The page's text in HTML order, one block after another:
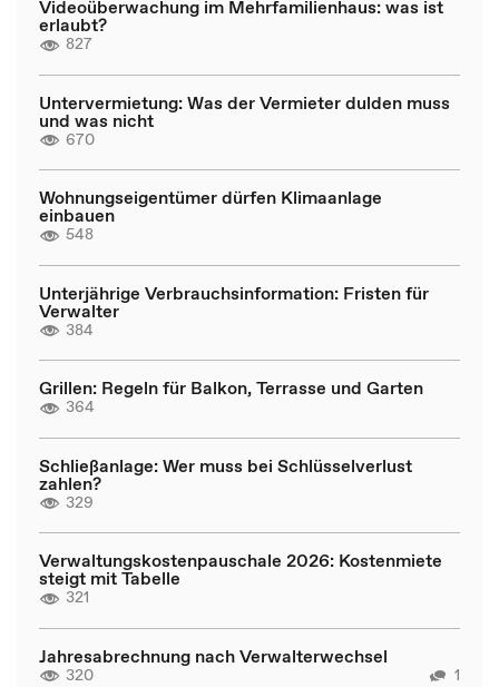
Videoüberwachung im Mehrfamilienhaus: was ist
erlaubt?
827
Untervermietung: Was der Vermieter dulden muss
und was nicht
670
Wohnungseigentümer dürfen Klimaanlage
einbauen
548
Unterjährige Verbrauchsinformation: Fristen für
Verwalter
384
Grillen: Regeln für Balkon, Terrasse und Garten
364
Schließanlage: Wer muss bei Schlüsselverlust
zahlen?
329
Verwaltungskostenpauschale 2026: Kostenmiete
steigt mit Tabelle
321
Jahresabrechnung nach Verwalterwechsel
320 1